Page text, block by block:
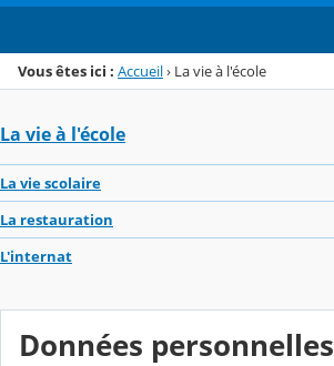
Vous êtes ici : Accueil› La vie à l'école
La vie à l'école
La vie scolaire
La restauration
L'internat
Données personnelles